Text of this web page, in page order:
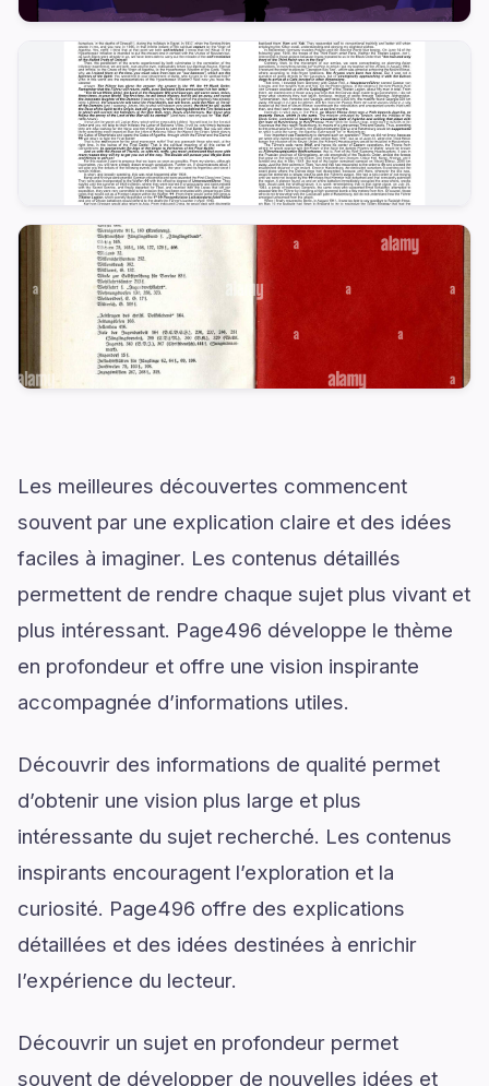
Les meilleures découvertes commencent
souvent par une explication claire et des idées
faciles à imaginer. Les contenus détaillés
permettent de rendre chaque sujet plus vivant et
plus intéressant. Page496 développe le thème
en profondeur et offre une vision inspirante
accompagnée d’informations utiles.
Découvrir des informations de qualité permet
d’obtenir une vision plus large et plus
intéressante du sujet recherché. Les contenus
inspirants encouragent l’exploration et la
curiosité. Page496 offre des explications
détaillées et des idées destinées à enrichir
l’expérience du lecteur.
Découvrir un sujet en profondeur permet
souvent de développer de nouvelles idées et